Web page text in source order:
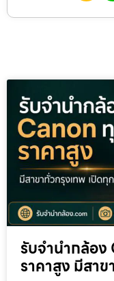
รับจำนำกล้อ
ราคาสูง มีสา